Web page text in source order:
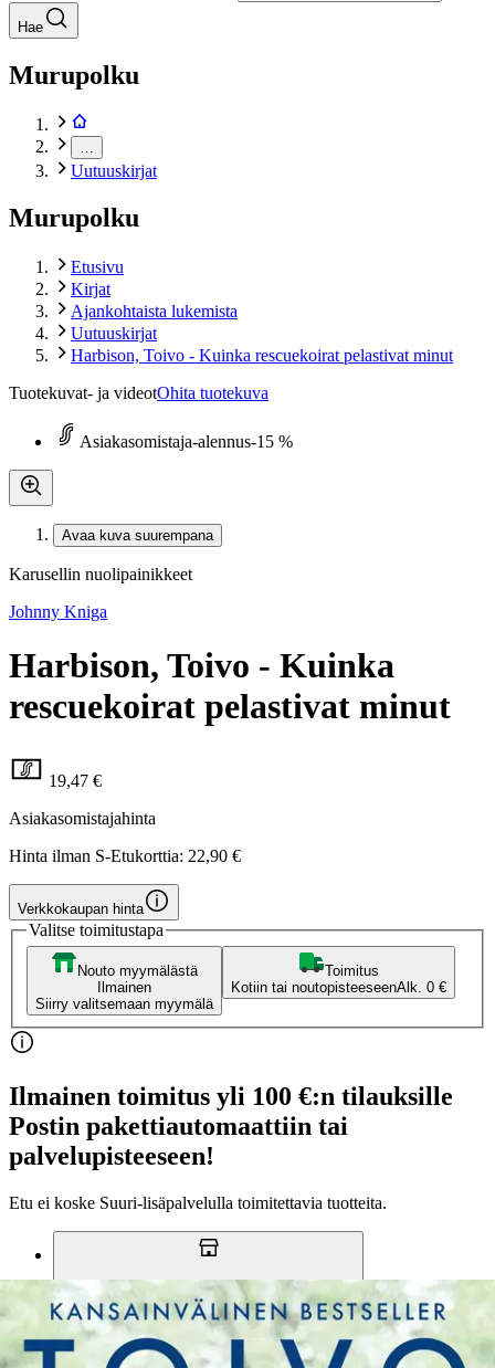
Hae
Murupolku
Uutuuskirjat
Murupolku
Etusivu
Kirjat
Ajankohtaista lukemista
Uutuuskirjat
Harbison, Toivo - Kuinka rescuekoirat pelastivat minut
Tuotekuvat- ja videotOhita tuotekuva
Asiakasomistaja-alennus-15 %
Avaa kuva suurempana
Karusellin nuolipainikkeet
Johnny Kniga
Harbison, Toivo - Kuinka
rescuekoirat pelastivat minut
19,47 €
Asiakasomistajahinta
Hinta ilman S-Etukorttia: 22,90 €
Verkkokaupan hinta
Valitse toimitustapa
Nouto myymälästä
Ilmainen
Siirry valitsemaan myymälä
Toimitus
Kotiin tai noutopisteeseenAlk. 0 €
Ilmainen toimitus yli 100 €:n tilauksille
Postin pakettiautomaattiin tai
palvelupisteeseen!
Etu ei koske Suuri‑lisäpalvelulla toimitettavia tuotteita.
Tarkista myymäläsaatavuus